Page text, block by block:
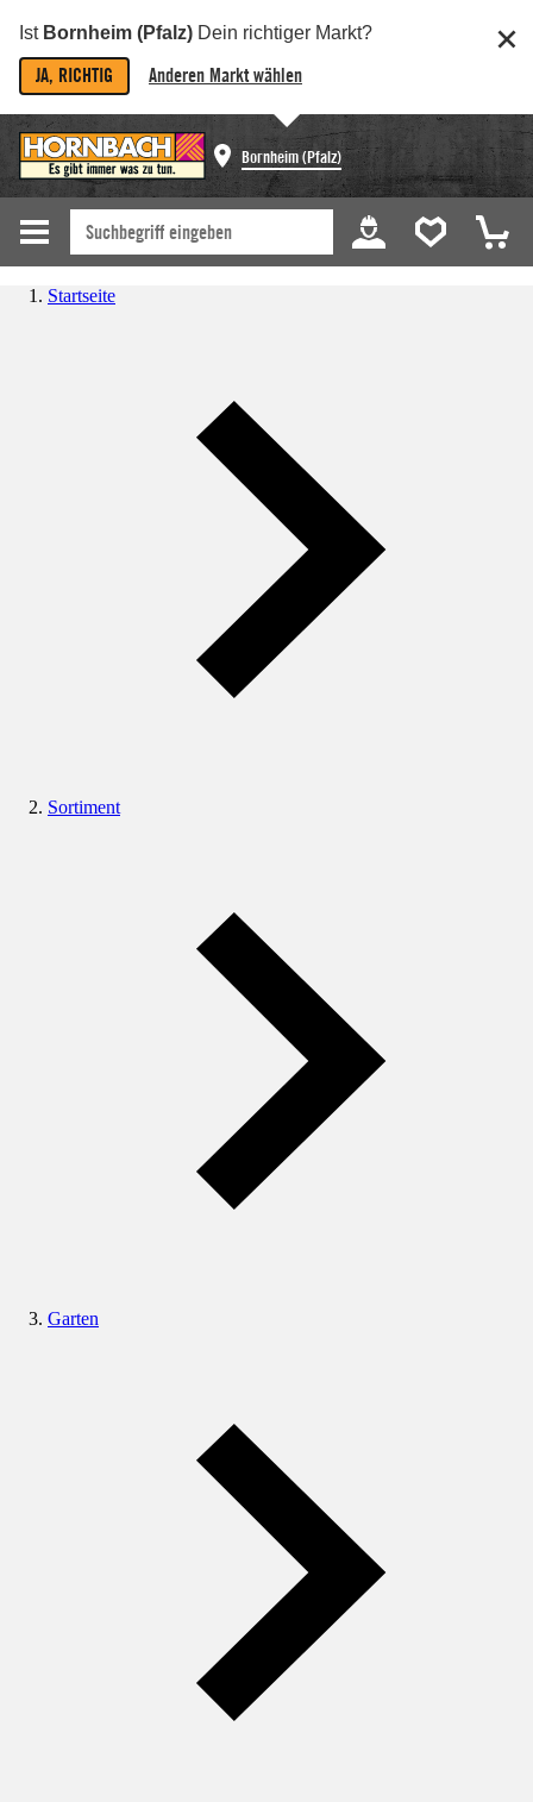
Ist Bornheim (Pfalz) Dein richtiger Markt?
JA, RICHTIG Anderen Markt wählen
Bornheim (Pfalz)
Startseite
Sortiment
Garten